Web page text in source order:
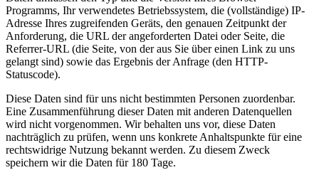
Programms, Ihr verwendetes Betriebssystem, die (vollständige) IP-
Adresse Ihres zugreifenden Geräts, den genauen Zeitpunkt der
Anforderung, die URL der angeforderten Datei oder Seite, die
Referrer-URL (die Seite, von der aus Sie über einen Link zu uns
gelangt sind) sowie das Ergebnis der Anfrage (den HTTP-
Statuscode).
Diese Daten sind für uns nicht bestimmten Personen zuordenbar.
Eine Zusammenführung dieser Daten mit anderen Datenquellen
wird nicht vorgenommen. Wir behalten uns vor, diese Daten
nachträglich zu prüfen, wenn uns konkrete Anhaltspunkte für eine
rechtswidrige Nutzung bekannt werden. Zu diesem Zweck
speichern wir die Daten für 180 Tage.